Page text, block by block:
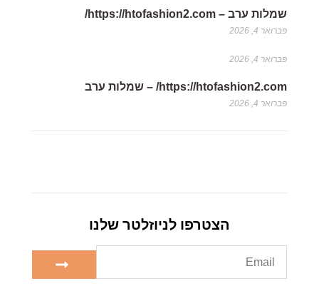
שמלות ערב – https://htofashion2.com/
פברואר 4, 2026
פברואר 4, 2026
https://htofashion2.com/ – שמלות ערב
פברואר 4, 2026
הצטרפו לניוזלטר שלנו